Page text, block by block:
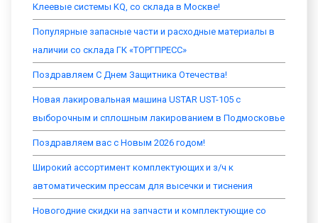
Клеевые системы KQ, со склада в Москве!
Популярные запасные части и расходные материалы в
наличии со склада ГК «ТОРГПРЕСС»
Поздравляем С Днем Защитника Отечества!
Новая лакировальная машина USTAR UST-105 с
выборочным и сплошным лакированием в Подмосковье
Поздравляем вас с Новым 2026 годом!
Широкий ассортимент комплектующих и з/ч к
автоматическим прессам для высечки и тиснения
Новогодние скидки на запчасти и комплектующие со